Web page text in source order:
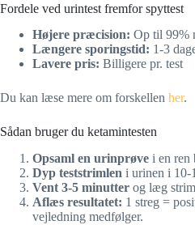
Fordele ved urintest fremfor spyttest
Højere præcision: Op til 99%
Længere sporingstid: 1-3
Lavere pris: Billigere pr. test
Du kan læse mere om forskellen her.
Sådan bruger du ketamintesten
Opsaml en urinprøve i en ren
Dyp teststrimlen i urinen i 10-
Vent 3-5 minutter og læg
Aflæs resultatet: 1 streg =
vejledning medfølger.